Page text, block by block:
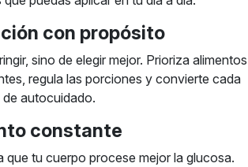
con propósito
sino de elegir mejor. Prioriza alimentos
regula las porciones y convierte cada
autocuidado.
constante
que tu cuerpo procese mejor la glucosa.